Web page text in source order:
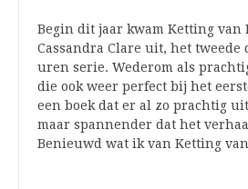
Begin dit jaar kwam Ketting van
Cassandra Clare uit, het tweede
uren serie. Wederom als
die ook weer perfect bij het
een boek dat er al zo prachtig
maar spannender dat het
Benieuwd wat ik van Ketting van